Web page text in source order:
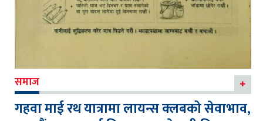
समाज
गहवा माई रथ यात्रामा लायन्स क्लबको सेवाभाव,